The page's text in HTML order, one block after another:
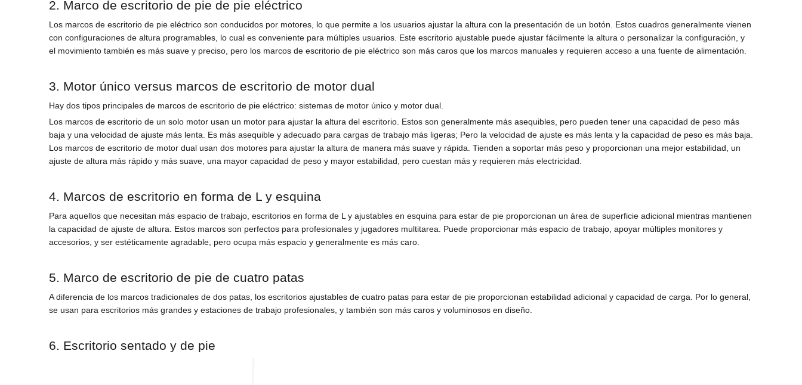
2. Marco de escritorio de pie de pie eléctrico
Los marcos de escritorio de pie eléctrico son conducidos por motores, lo que permite a los usuarios ajustar la altura con la presentación de un botón. Estos cuadros generalmente vienen
con configuraciones de altura programables, lo cual es conveniente para múltiples usuarios. Este escritorio ajustable puede ajustar fácilmente la altura o personalizar la configuración, y
el movimiento también es más suave y preciso, pero los marcos de escritorio de pie eléctrico son más caros que los marcos manuales y requieren acceso a una fuente de alimentación.
3. Motor único versus marcos de escritorio de motor dual
Hay dos tipos principales de marcos de escritorio de pie eléctrico: sistemas de motor único y motor dual.
Los marcos de escritorio de un solo motor usan un motor para ajustar la altura del escritorio. Estos son generalmente más asequibles, pero pueden tener una capacidad de peso más
baja y una velocidad de ajuste más lenta. Es más asequible y adecuado para cargas de trabajo más ligeras; Pero la velocidad de ajuste es más lenta y la capacidad de peso es más baja.
Los marcos de escritorio de motor dual usan dos motores para ajustar la altura de manera más suave y rápida. Tienden a soportar más peso y proporcionan una mejor estabilidad, un
ajuste de altura más rápido y más suave, una mayor capacidad de peso y mayor estabilidad, pero cuestan más y requieren más electricidad.
4. Marcos de escritorio en forma de L y esquina
Para aquellos que necesitan más espacio de trabajo, escritorios en forma de L y ajustables en esquina para estar de pie proporcionan un área de superficie adicional mientras mantienen
la capacidad de ajuste de altura. Estos marcos son perfectos para profesionales y jugadores multitarea. Puede proporcionar más espacio de trabajo, apoyar múltiples monitores y
accesorios, y ser estéticamente agradable, pero ocupa más espacio y generalmente es más caro.
5. Marco de escritorio de pie de cuatro patas
A diferencia de los marcos tradicionales de dos patas, los escritorios ajustables de cuatro patas para estar de pie proporcionan estabilidad adicional y capacidad de carga. Por lo general,
se usan para escritorios más grandes y estaciones de trabajo profesionales, y también son más caros y voluminosos en diseño.
6. Escritorio sentado y de pie